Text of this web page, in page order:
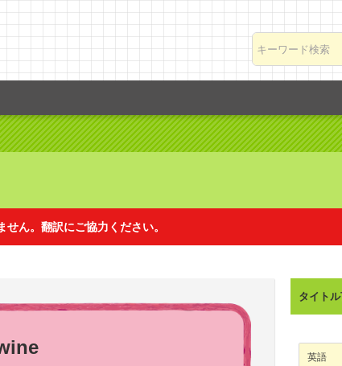
ん。翻訳にご協力ください。
イツ語
タイト